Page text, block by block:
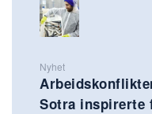
Nyhet
Sotra inspirerte